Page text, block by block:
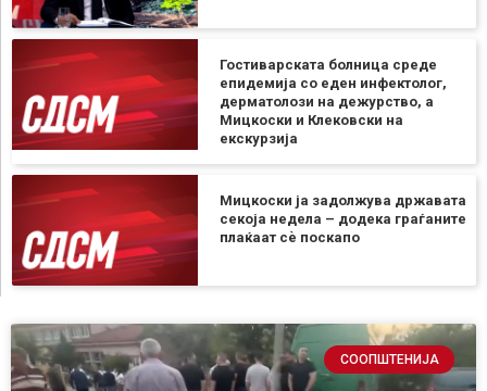
Гостиварската болница среде
епидемија со еден инфектолог,
дерматолози на дежурство, а
Мицкоски и Клековски на
екскурзија
Мицкоски ја задолжува државата
секоја недела – додека граѓаните
плаќаат сѐ поскапо
СООПШТЕНИЈА